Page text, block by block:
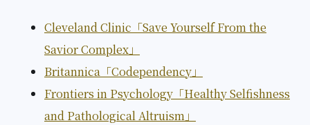
Cleveland Clinic「Save Yourself From the
Savior Complex」
Britannica「Codependency」
Frontiers in Psychology「Healthy Selfishness
and Pathological Altruism」